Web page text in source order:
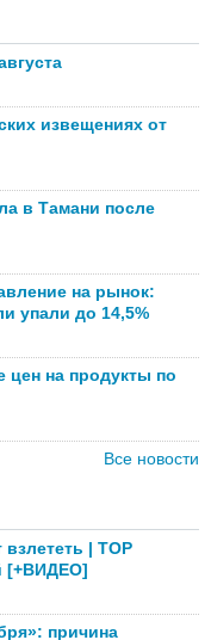
извещениях от
в Тамани после
на рынок:
упали до 14,5%
цен на продукты по
Все новости
| TOP
[+ВИДЕО]
причина